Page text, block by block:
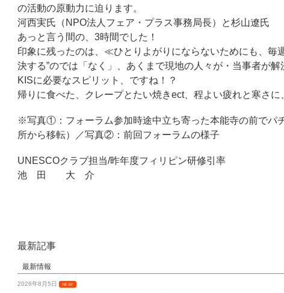
の活動の原動力に迫ります。
河西実氏（NPO法人フェア・プラス事務局長）と杉山遼氏
あっと言う間の、3時間でした！
印象に残ったのは、≪ひとりよがりにならないためにも、
決する”のでは「なく」、あくまで現地の人々が・当事者が
KISに必要なスピリット、ですね！？
帰りに食べた、クレープとたい焼きect、程よい疲れと寒さ
※写真①：フォーラム参加時途中立ち寄った本能寺の前でパ
所から移転）／写真②：前回フォーラムの様子
UNESCOクラブ担当/昨年度フィリピン研修引率
池 田 大 介
最新記事
最新情報
2026年8月5日 NEW!